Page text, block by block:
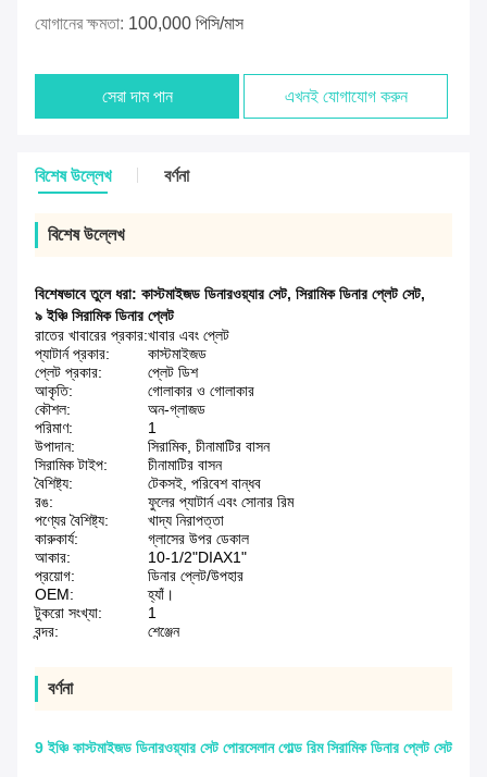
যোগানের ক্ষমতা: 100,000 পিসি/মাস
সেরা দাম পান এখনই যোগাযোগ করুন
বিশেষ উল্লেখ বর্ণনা
বিশেষ উল্লেখ
বিশেষভাবে তুলে ধরা: কাস্টমাইজড ডিনারওয়্যার সেট, সিরামিক ডিনার প্লেট সেট,
৯ ইঞ্চি সিরামিক ডিনার প্লেট
রাতের খাবারের প্রকার:খাবার এবং প্লেট
প্যাটার্ন প্রকার:
কাস্টমাইজড
প্লেট প্রকার:
প্লেট ডিশ
আকৃতি:
গোলাকার ও গোলাকার
কৌশল:
অন-গ্লাজড
পরিমাণ:
1
উপাদান:
সিরামিক, চীনামাটির বাসন
সিরামিক টাইপ:
চীনামাটির বাসন
বৈশিষ্ট্য:
টেকসই, পরিবেশ বান্ধব
রঙ:
ফুলের প্যাটার্ন এবং সোনার রিম
পণ্যের বৈশিষ্ট্য:
খাদ্য নিরাপত্তা
কারুকার্য:
গ্লাসের উপর ডেকাল
আকার:
10-1/2"DIAX1"
প্রয়োগ:
ডিনার প্লেট/উপহার
OEM:
হ্যাঁ।
টুকরো সংখ্যা:
1
বন্দর:
শেঞ্জেন
বর্ণনা
9 ইঞ্চি কাস্টমাইজড ডিনারওয়্যার সেট পোরসেলান গোল্ড রিম সিরামিক ডিনার প্লেট সেট